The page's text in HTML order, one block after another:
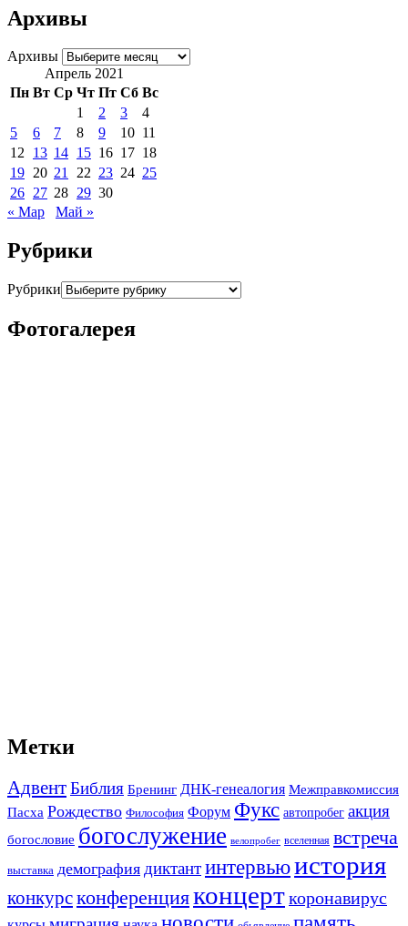
Архивы
Архивы
Апрель 2021
Пн Вт Ср Чт Пт Сб Вс
1
2 3
4
5
6 7 8 9 10 11
12 13 14 15 16 17 18
19 20 21 22 23 24 25
26 27 28 29 30
« Мар
Май »
Рубрики
Рубрики
Фотогалерея
Метки
АдвентБиблия Бренинг ДНК-генеалогия Межправкомиссия
Пасха Рождество Философия Форум Фукс автопробег акция
богословие богослужение велопробег вселенная встреча
выставка демография диктантинтервьюистория
конкурсконференцияконцерткоронавирус